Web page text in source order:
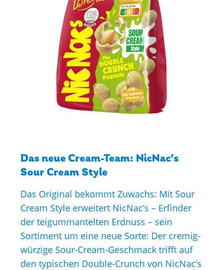
Das neue Cream-Team: NicNac’s
Sour Cream Style
Das Original bekommt Zuwachs: Mit Sour
Cream Style erweitert NicNac’s – Erfinder
der teigummantelten Erdnuss – sein
Sortiment um eine neue Sorte: Der cremig-
würzige Sour-Cream-Geschmack trifft auf
den typischen Double-Crunch von NicNac’s